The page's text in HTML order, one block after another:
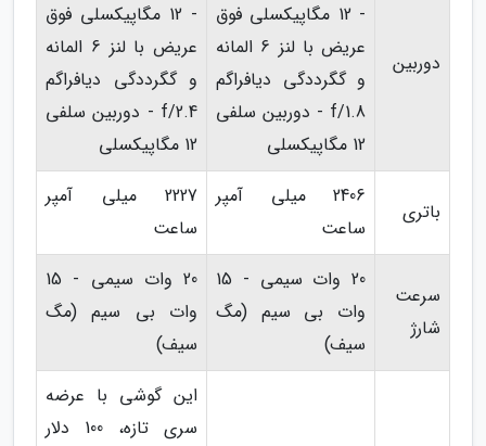
دوربین
- 12 مگاپیکسلی فوق
عریض با لنز 6 المانه
و گگرددگی دیافراگم
f/1.8 - دوربین سلفی
12 مگاپیکسلی
- 12 مگاپیکسلی فوق
عریض با لنز 6 المانه
و گگرددگی دیافراگم
f/2.4 - دوربین سلفی
12 مگاپیکسلی
باتری
2406 میلی آمپر
ساعت
2227 میلی آمپر
ساعت
سرعت
شارژ
20 وات سیمی - 15
وات بی سیم (مگ
سیف)
20 وات سیمی - 15
وات بی سیم (مگ
سیف)
این گوشی با عرضه
سری تازه، 100 دلار